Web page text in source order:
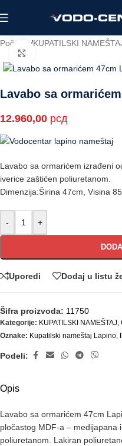
Početna /KUPATILSKI
Lavabo sa
12.960,00 рсд
Lavabo sa ormarićem izrađeni
iverice zaštićen poliuretanom.
Dimenzija:Širina 47cm, Visina
- +
Uporedi Dodaj u listu
Šifra proizvoda: 11750
Kategorije: KUPATILSKI NAMEŠTAJ,
Oznake: Kupatilski nameštaj Lapino,
Podeli:
Opis
Lavabo sa ormarićem 47cm
pločastog MDF-a – medijapana
poliuretanom. Lakiran